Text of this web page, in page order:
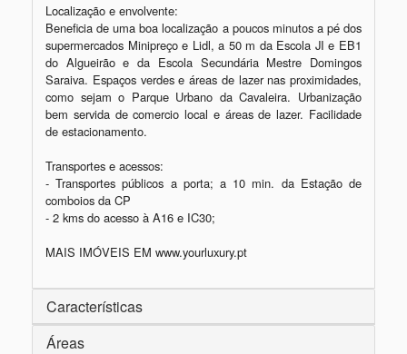
Localização e envolvente:
Beneficia de uma boa localização a poucos minutos a pé dos
supermercados Minipreço e Lidl, a 50 m da Escola JI e EB1
do Algueirão e da Escola Secundária Mestre Domingos
Saraiva. Espaços verdes e áreas de lazer nas proximidades,
como sejam o Parque Urbano da Cavaleira. Urbanização
bem servida de comercio local e áreas de lazer. Facilidade
de estacionamento.
Transportes e acessos:
- Transportes públicos a porta; a 10 min. da Estação de
comboios da CP
- 2 kms do acesso à A16 e IC30;
MAIS IMÓVEIS EM www.yourluxury.pt
Características
Áreas